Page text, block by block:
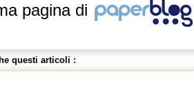
pagina di
questi articoli :